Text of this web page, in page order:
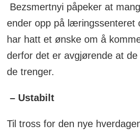
Bezsmertnyi påpeker at
ender opp på læringssenteret
har hatt et ønske om å
derfor det er avgjørende at
de trenger.
– Ustabilt
Til tross for den nye